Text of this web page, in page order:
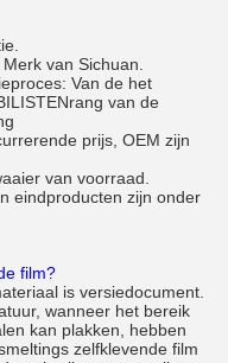
van Sichuan.
Van de het
van de
prijs, OEM zijn
van voorraad.
eindproducten zijn onder
film?
is versiedocument.
wanneer het bereik
kan plakken, hebben
zelfklevende film